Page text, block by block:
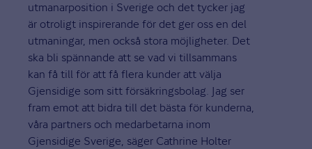
utmanarposition i Sverige och det tycker jag
är otroligt inspirerande för det ger oss en del
utmaningar, men också stora möjligheter. Det
ska bli spännande att se vad vi tillsammans
kan få till för att få flera kunder att välja
Gjensidige som sitt försäkringsbolag. Jag ser
fram emot att bidra till det bästa för kunderna,
våra partners och medarbetarna inom
Gjensidige Sverige, säger Cathrine Holter